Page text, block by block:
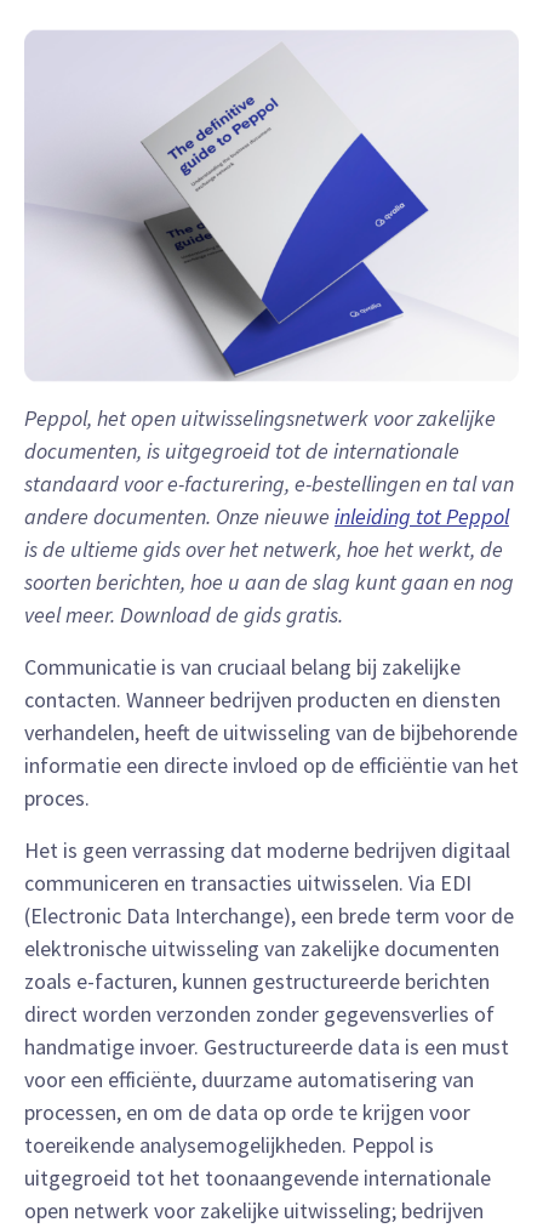
Peppol, het open uitwisselingsnetwerk voor zakelijke
documenten, is uitgegroeid tot de internationale
standaard voor e-facturering, e-bestellingen en tal van
andere documenten. Onze nieuwe inleiding tot Peppol
is de ultieme gids over het netwerk, hoe het werkt, de
soorten berichten, hoe u aan de slag kunt gaan en nog
veel meer. Download de gids gratis.
Communicatie is van cruciaal belang bij zakelijke
contacten. Wanneer bedrijven producten en diensten
verhandelen, heeft de uitwisseling van de bijbehorende
informatie een directe invloed op de efficiëntie van het
proces.
Het is geen verrassing dat moderne bedrijven digitaal
communiceren en transacties uitwisselen. Via EDI
(Electronic Data Interchange), een brede term voor de
elektronische uitwisseling van zakelijke documenten
zoals e-facturen, kunnen gestructureerde berichten
direct worden verzonden zonder gegevensverlies of
handmatige invoer. Gestructureerde data is een must
voor een efficiënte, duurzame automatisering van
processen, en om de data op orde te krijgen voor
toereikende analysemogelijkheden. Peppol is
uitgegroeid tot het toonaangevende internationale
open netwerk voor zakelijke uitwisseling; bedrijven